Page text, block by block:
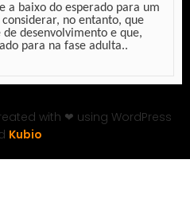
a baixo do esperado para um
no entanto, que
desenvolvimento e que,
para na fase adulta..
with ❤ using WordPress
Kubio